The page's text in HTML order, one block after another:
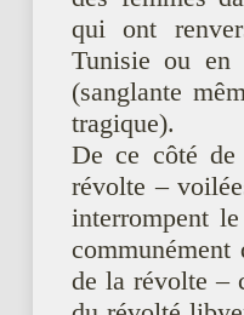
qui ont
Tunisie ou en
(sanglante
tragique).
De ce côté de
révolte –
interrompent
de la révolte –